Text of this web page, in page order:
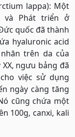
lappa): Một
và Phát triển ở
quốc đã thành
hyaluronic acid
trên da của
ngưu bảng đã
việc sử dụng
ngày càng tăng
cũng chứa một
100g, canxi, kali